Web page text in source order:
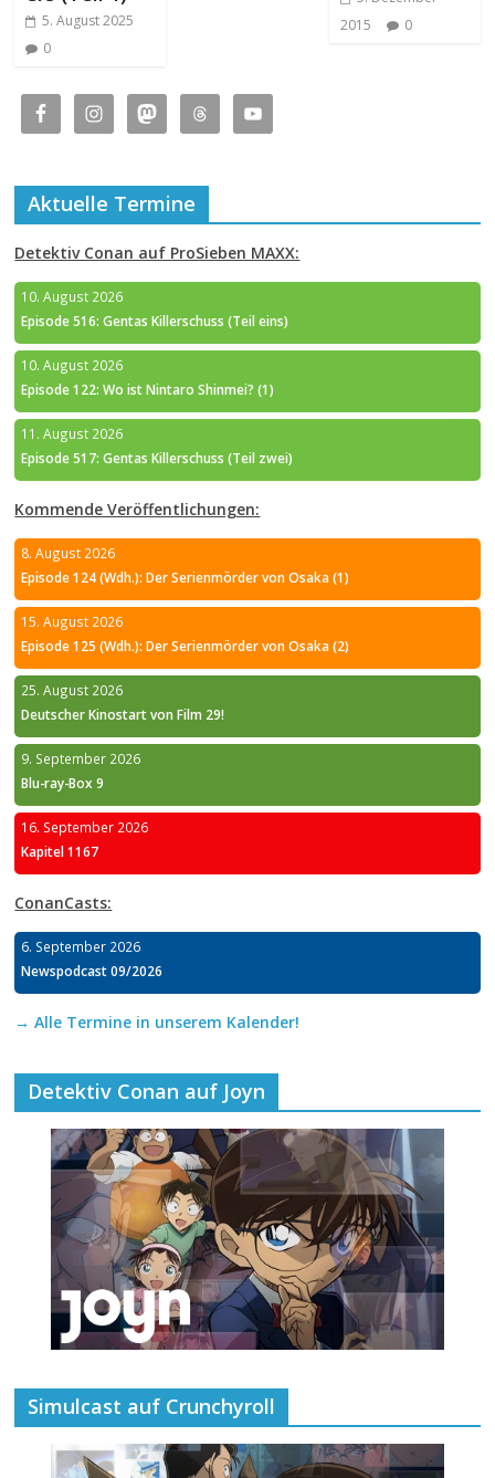
5. August 2025
0
2015
0
Aktuelle Termine
Detektiv Conan auf ProSieben MAXX:
10. August 2026
Episode 516: Gentas Killerschuss (Teil eins)
10. August 2026
Episode 122: Wo ist Nintaro Shinmei? (1)
11. August 2026
Episode 517: Gentas Killerschuss (Teil zwei)
Kommende Veröffentlichungen:
8. August 2026
Episode 124 (Wdh.): Der Serienmörder von Osaka (1)
15. August 2026
Episode 125 (Wdh.): Der Serienmörder von Osaka (2)
25. August 2026
Deutscher Kinostart von Film 29!
9. September 2026
Blu-ray-Box 9
16. September 2026
Kapitel 1167
ConanCasts:
6. September 2026
Newspodcast 09/2026
→ Alle Termine in unserem Kalender!
Detektiv Conan auf Joyn
Simulcast auf Crunchyroll